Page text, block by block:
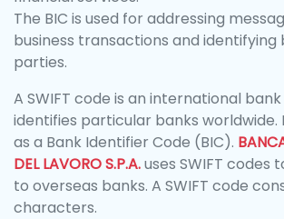
The BIC is used for addressing
business transactions and identifying
parties.
A SWIFT code is an international
identifies particular banks worldwide.
as a Bank Identifier Code (BIC).
DEL LAVORO S.P.A.uses SWIFT codes
to overseas banks. A SWIFT code
characters.